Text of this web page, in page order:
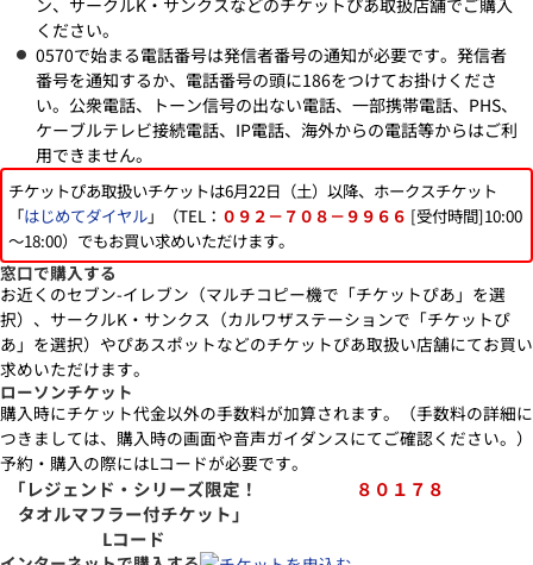
ください。
0570で始まる電話番号は発信者番号の通知が必要です。発信者
番号を通知するか、電話番号の頭に186をつけてお掛けくださ
い。公衆電話、トーン信号の出ない電話、一部携帯電話、PHS、
ケーブルテレビ接続電話、IP電話、海外からの電話等からはご利
用できません。
チケットぴあ取扱いチケットは6月22日（土）以降、ホークスチケット
「はじめてダイヤル」（TEL： ０９２－７０８－９９６６ [受付時間]10:00
～18:00）でもお買い求めいただけます。
窓口で購入する
お近くのセブン-イレブン（マルチコピー機で「チケットぴあ」を選
択）、サークルK・サンクス（カルワザステーションで「チケットぴ
あ」を選択）やぴあスポットなどのチケットぴあ取扱い店舗にてお買い
求めいただけます。
ローソンチケット
購入時にチケット代金以外の手数料が加算されます。（手数料の詳細に
つきましては、購入時の画面や音声ガイダンスにてご確認ください。）
予約・購入の際にはLコードが必要です。
「レジェンド・シリーズ限定！
タオルマフラー付チケット」
Lコード
８０１７８